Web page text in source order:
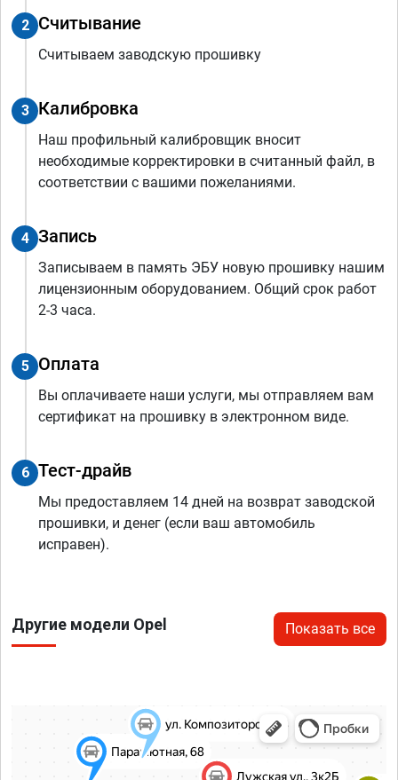
2 Считывание
Считываем заводскую прошивку
3 Калибровка
Наш профильный калибровщик вносит
необходимые корректировки в считанный файл, в
соответствии с вашими пожеланиями.
4 Запись
Записываем в память ЭБУ новую прошивку нашим
лицензионным оборудованием. Общий срок работ
2-3 часа.
5 Оплата
Вы оплачиваете наши услуги, мы отправляем вам
сертификат на прошивку в электронном виде.
6 Тест-драйв
Мы предоставляем 14 дней на возврат заводской
прошивки, и денег (если ваш автомобиль
исправен).
Другие модели Opel Показать все